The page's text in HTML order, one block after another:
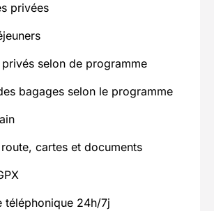
privées
selon de programme
bagages selon le programme
cartes et documents
téléphonique 24h/7j